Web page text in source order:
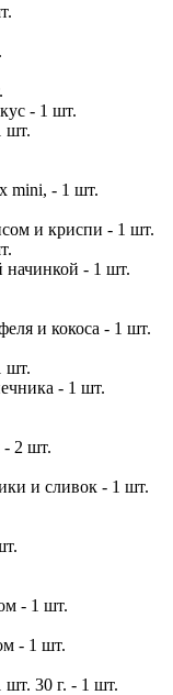
- 1 шт.
шт.
mini, - 1 шт.
и криспи - 1 шт.
начинкой - 1 шт.
и кокоса - 1 шт.
шт.
- 1 шт.
- 2 шт.
и сливок - 1 шт.
- 1 шт.
- 1 шт.
30 г. - 1 шт.